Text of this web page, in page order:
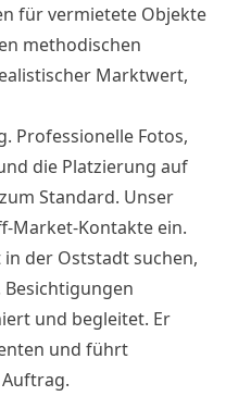
für vermietete Objekte
methodischen
Marktwert,
Professionelle Fotos,
die Platzierung auf
Standard. Unser
Market-Kontakte ein.
der Oststadt suchen,
und begleitet. Er
und führt